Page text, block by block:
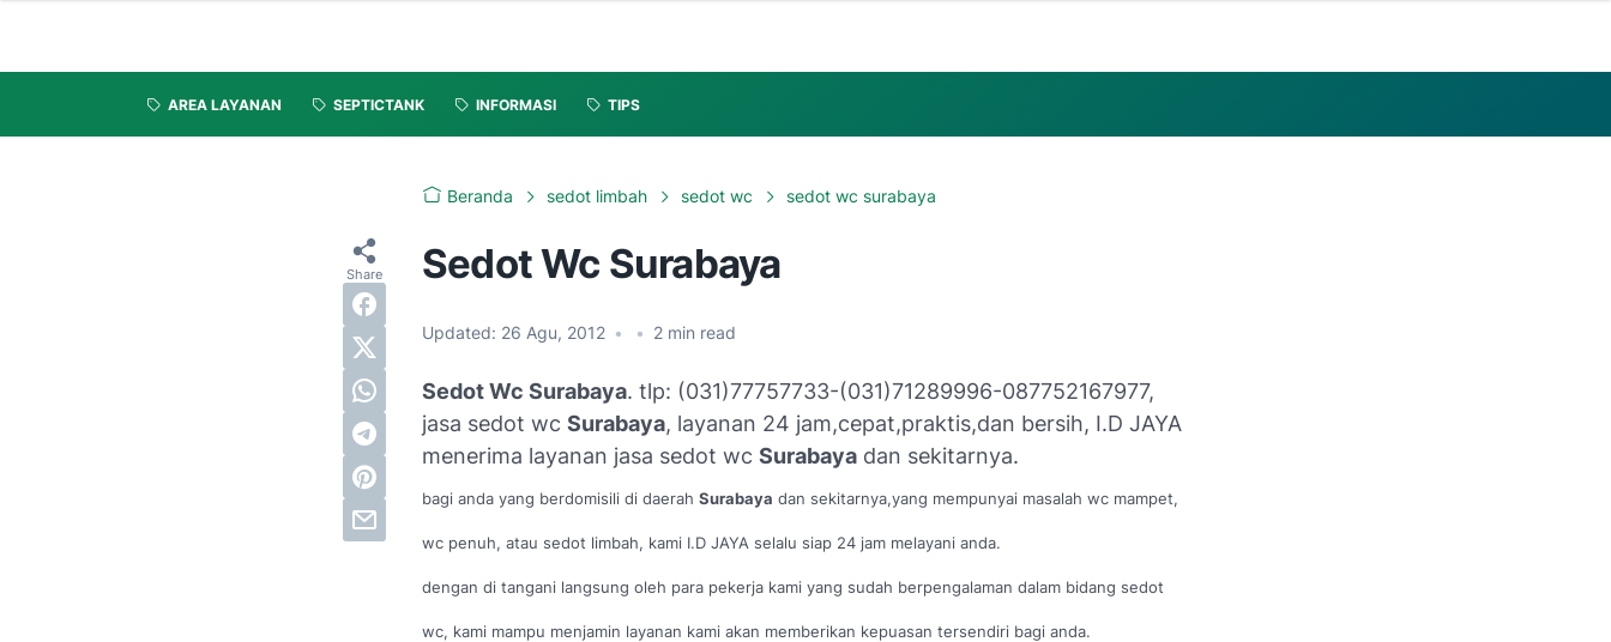
AREA LAYANAN SEPTICTANK INFORMASI TIPS
Beranda sedot limbah sedot wc sedot wc surabaya
Sedot Wc Surabaya
Updated: 26 Agu, 2012 • • 2 min read
Sedot Wc Surabaya. tlp: (031)77757733-(031)71289996-087752167977,
jasa sedot wc Surabaya, layanan 24 jam,cepat,praktis,dan bersih, I.D JAYA
menerima layanan jasa sedot wc Surabaya dan sekitarnya.
bagi anda yang berdomisili di daerah Surabaya dan sekitarnya,yang mempunyai masalah wc mampet,
wc penuh, atau sedot limbah, kami I.D JAYA selalu siap 24 jam melayani anda.
dengan di tangani langsung oleh para pekerja kami yang sudah berpengalaman dalam bidang sedot
wc, kami mampu menjamin layanan kami akan memberikan kepuasan tersendiri bagi anda.